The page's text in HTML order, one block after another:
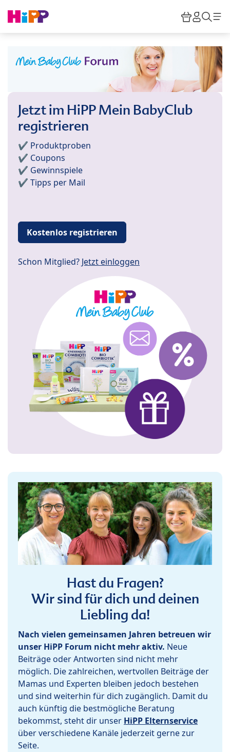
HiPP
Jetzt im HiPP Mein BabyClub
registrieren
✔️ Produktproben
✔️ Coupons
✔️ Gewinnspiele
✔️ Tipps per Mail
Kostenlos registrieren
Schon Mitglied? Jetzt einloggen
Hast du Fragen?
Wir sind für dich und deinen
Liebling da!
Nach vielen gemeinsamen Jahren betreuen wir
unser HiPP Forum nicht mehr aktiv. Neue
Beiträge oder Antworten sind nicht mehr
möglich. Die zahlreichen, wertvollen Beiträge der
Mamas und Experten bleiben jedoch bestehen
und sind weiterhin für dich zugänglich. Damit du
auch künftig die bestmögliche Beratung
bekommst, steht dir unser HiPP Elternservice
über verschiedene Kanäle jederzeit gerne zur
Seite.